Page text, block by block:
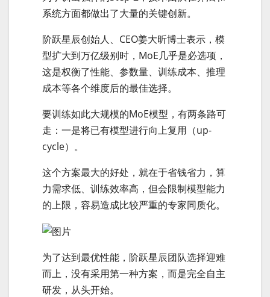
系统方面都做出了大量的关键创新。
阶跃星辰创始人、CEO姜大昕博士表示，模
型扩大到万亿级别时，MoE几乎是必选项，
这是权衡了性能、参数量、训练成本、推理
成本等各个维度后的最佳选择。
要训练如此大规模的MoE模型，有两条路可
走：一是将已有模型进行向上复用（up-
cycle）。
这个方案最大的好处，就在于省钱省力，算
力需求低、训练效率高，但会限制模型能力
的上限，容易造成比较严重的专家同质化。
为了达到最优性能，阶跃星辰团队选择迎难
而上，没有采用第一种方案，而是完全自主
研发，从头开始。